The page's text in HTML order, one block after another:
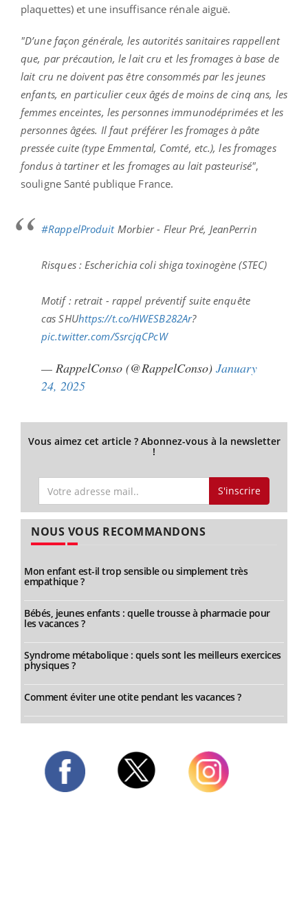
plaquettes) et une insuffisance rénale aiguë.
"D’une façon générale, les autorités sanitaires rappellent
que, par précaution, le lait cru et les fromages à base de
lait cru ne doivent pas être consommés par les jeunes
enfants, en particulier ceux âgés de moins de cinq ans, les
femmes enceintes, les personnes immunodéprimées et les
personnes âgées. Il faut préférer les fromages à pâte
pressée cuite (type Emmental, Comté, etc.), les fromages
fondus à tartiner et les fromages au lait pasteurisé",
souligne Santé publique France.
#RappelProduitMorbier - Fleur Pré, JeanPerrin
Risques : Escherichia coli shiga toxinogène (STEC)
Motif : retrait - rappel préventif suite enquête
cas SHUhttps://t.co/HWESB282Ar?
pic.twitter.com/SsrcjqCPcW
— RappelConso (@RappelConso) January
24, 2025
Vous aimez cet article ? Abonnez-vous à la newsletter
!
S'inscrire
NOUS VOUS RECOMMANDONS
Mon enfant est-il trop sensible ou simplement très
empathique ?
Bébés, jeunes enfants : quelle trousse à pharmacie pour
les vacances ?
Syndrome métabolique : quels sont les meilleurs exercices
physiques ?
Comment éviter une otite pendant les vacances ?